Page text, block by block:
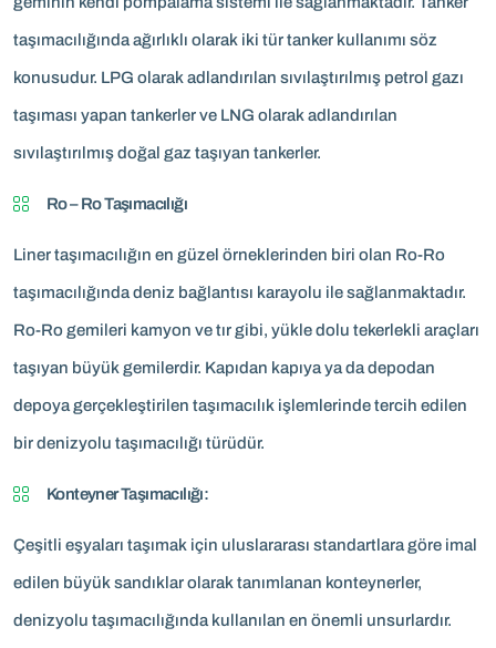
taşımacılığında ağırlıklı olarak iki tür tanker kullanımı söz
konusudur. LPG olarak adlandırılan sıvılaştırılmış petrol gazı
taşıması yapan tankerler ve LNG olarak adlandırılan
sıvılaştırılmış doğal gaz taşıyan tankerler.
Ro – Ro Taşımacılığı
Liner taşımacılığın en güzel örneklerinden biri olan Ro-Ro
taşımacılığında deniz bağlantısı karayolu ile sağlanmaktadır.
Ro-Ro gemileri kamyon ve tır gibi, yükle dolu tekerlekli araçları
taşıyan büyük gemilerdir. Kapıdan kapıya ya da depodan
depoya gerçekleştirilen taşımacılık işlemlerinde tercih edilen
bir denizyolu taşımacılığı türüdür.
Konteyner Taşımacılığı:
Çeşitli eşyaları taşımak için uluslararası standartlara göre imal
edilen büyük sandıklar olarak tanımlanan konteynerler,
denizyolu taşımacılığında kullanılan en önemli unsurlardır.